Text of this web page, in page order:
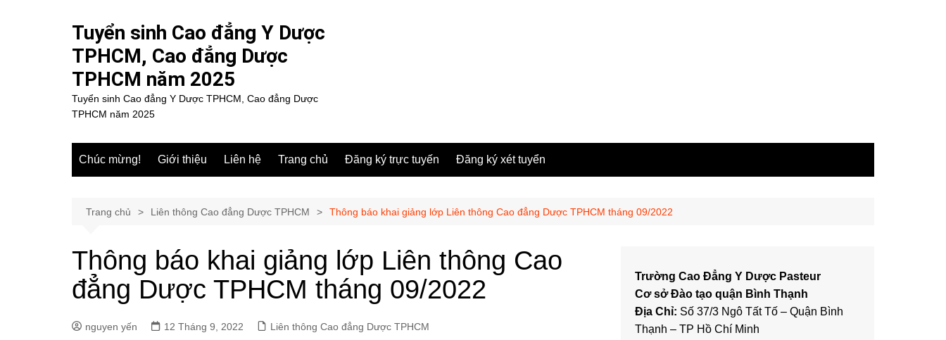
Tuyển sinh Cao đẳng Y Dược
TPHCM, Cao đẳng Dược
TPHCM năm 2025
Tuyển sinh Cao đẳng Y Dược TPHCM, Cao đẳng Dược
TPHCM năm 2025
Chúc mừng! Giới thiệu Liên hệ Trang chủ Đăng ký trực tuyến Đăng ký xét tuyển
Trang chủ Liên thông Cao đẳng Dược TPHCM Thông báo khai giảng lớp Liên thông Cao đẳng Dược TPHCM tháng 09/2022
Thông báo khai giảng lớp Liên thông Cao
đẳng Dược TPHCM tháng 09/2022
nguyen yến 12 Tháng 9, 2022 Liên thông Cao đẳng Dược TPHCM
Trường Cao Đẳng Y Dược Pasteur
Cơ sở Đào tạo quận Bình Thạnh
Địa Chỉ: Số 37/3 Ngô Tất Tố – Quận Bình
Thạnh – TP Hồ Chí Minh